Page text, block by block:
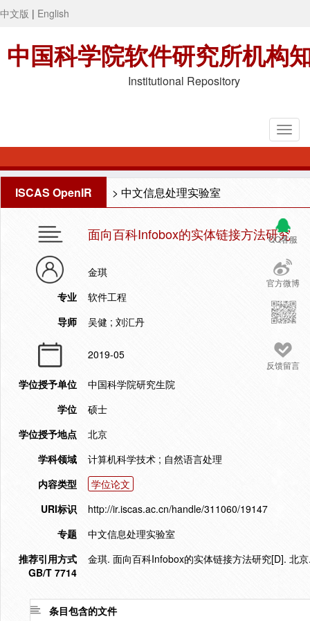
中文版 | English
中国科学院软件研究所机构
Institutional Repository
ISCAS OpenIR > 中文信息处理实验室
QQ客服
官方微博
反馈留言
面向百科Infobox的实体链接方法研究
金琪
专业
软件工程
导师
吴健 ; 刘汇丹
2019-05
学位授予单位
中国科学院研究生院
学位
硕士
学位授予地点
北京
学科领域
计算机科学技术 ; 自然语言处理
内容类型
学位论文
URI标识
http://ir.iscas.ac.cn/handle/311060/19147
专题
中文信息处理实验室
推荐引用方式
GB/T 7714
金琪. 面向百科Infobox的实体链接方法研究[D]. 北
条目包含的文件